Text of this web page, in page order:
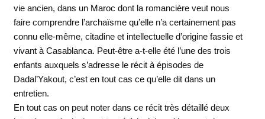
vie ancien, dans un Maroc dont la romancière veut nous
faire comprendre l’archaïsme qu’elle n’a certainement pas
connu elle-même, citadine et intellectuelle d’origine fassie et
vivant à Casablanca. Peut-être a-t-elle été l’une des trois
enfants auxquels s’adresse le récit à épisodes de
Dadal’Yakout, c’est en tout cas ce qu’elle dit dans un
entretien.
En tout cas on peut noter dans ce récit très détaillé deux